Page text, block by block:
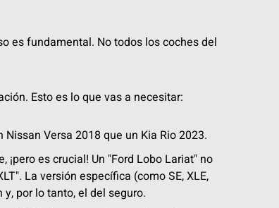
es fundamental. No todos los coches del
Esto es lo que vas a necesitar:
Versa 2018 que un Kia Rio 2023.
es crucial! Un "Ford Lobo Lariat" no
La versión específica (como SE, XLE,
por lo tanto, el del seguro.